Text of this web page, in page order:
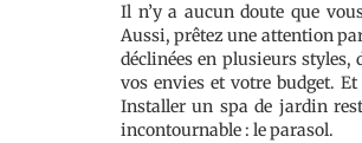
Il n’y a aucun doute que
Aussi, prêtez une attention
déclinées en plusieurs styles,
vos envies et votre budget.
Installer un spa de jardin
incontournable : le parasol.